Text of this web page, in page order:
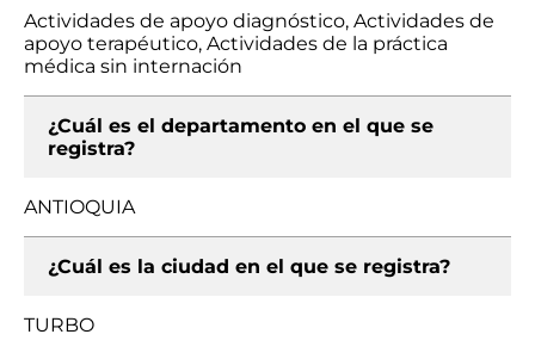
Actividades de apoyo diagnóstico, Actividades de
apoyo terapéutico, Actividades de la práctica
médica sin internación
¿Cuál es el departamento en el que se
registra?
ANTIOQUIA
¿Cuál es la ciudad en el que se registra?
TURBO